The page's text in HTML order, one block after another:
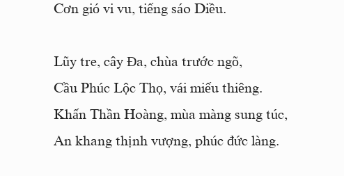
Cơn gió vi vu, tiếng sáo Diều.
Lũy tre, cây Đa, chùa trước ngõ,
Cầu Phúc Lộc Thọ, vái miếu thiêng.
Khấn Thần Hoàng, mùa màng sung túc,
An khang thịnh vượng, phúc đức làng.